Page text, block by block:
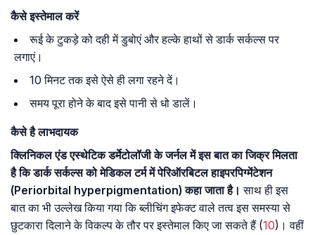
कैसे इस्तेमाल करें
रूई के टुकड़े को दही में डुबोएं और हल्के हाथों से डार्क सर्कल्स पर
लगाएं।
10 मिनट तक इसे ऐसे ही लगा रहने दें।
समय पूरा होने के बाद इसे पानी से धो डालें।
कैसे है लाभदायक
क्लिनिकल एंड एस्थेटिक डर्मेटोलॉजी के जर्नल में इस बात का जिक्र मिलता
है कि डार्क सर्कल्स को मेडिकल टर्म में पेरिऑरबिटल हाइपरपिग्मेंटेशन
(Periorbital hyperpigmentation) कहा जाता है। साथ ही इस
बात का भी उल्लेख किया गया कि ब्लीचिंग इफेक्ट वाले तत्व इस समस्या से
छुटकारा दिलाने के विकल्प के तौर पर इस्तेमाल किए जा सकते हैं (10)। वहीं